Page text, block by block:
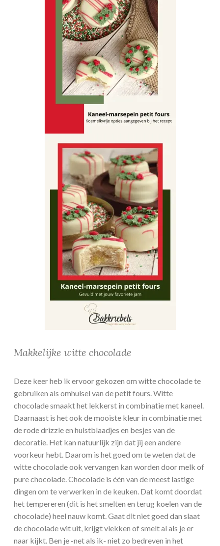
Makkelijke witte chocolade
Deze keer heb ik ervoor gekozen om witte chocolade te
gebruiken als omhulsel van de petit fours. Witte
chocolade smaakt het lekkerst in combinatie met kaneel.
Daarnaast is het ook de mooiste kleur in combinatie met
de rode drizzle en hulstblaadjes en besjes van de
decoratie. Het kan natuurlijk zijn dat jij een andere
voorkeur hebt. Daarom is het goed om te weten dat de
witte chocolade ook vervangen kan worden door melk of
pure chocolade. Chocolade is één van de meest lastige
dingen om te verwerken in de keuken. Dat komt doordat
het tempereren (dit is het smelten en terug koelen van de
chocolade) heel nauw komt. Gaat dit niet goed dan slaat
de chocolade wit uit, krijgt vlekken of smelt al als je er
naar kijkt. Ben je -net als ik- niet zo bedreven in het